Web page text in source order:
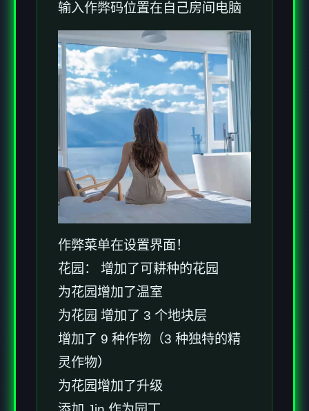
输入作弊码位置在自己房间电脑
作弊菜单在设置界面！
花园： 增加了可耕种的花园
为花园增加了温室
为花园 增加了 3 个地块层
增加了 9 种作物（3 种独特的精
灵作物）
为花园增加了升级